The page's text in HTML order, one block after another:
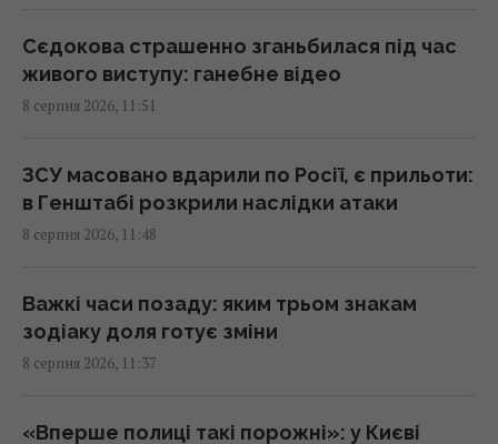
Z
10:56 субота, 08 серпня 2026
після атаки українських дронів
10:55 субота, 08 серпня 2026
рідкісними кам'яними "перлинами"
10:49 субота, 08 серпня 2026
про деякі функції, про які ви не знали
Сєдокова страшенно зганьбилася під час
живого виступу: ганебне відео
8 серпня 2026, 11:51
ЗСУ масовано вдарили по Росії, є прильоти:
в Генштабі розкрили наслідки атаки
8 серпня 2026, 11:48
Важкі часи позаду: яким трьом знакам
зодіаку доля готує зміни
8 серпня 2026, 11:37
«Вперше полиці такі порожні»: у Києві